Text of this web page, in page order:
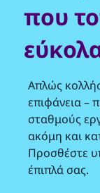
που
Απλώς
επιφάνεια –
σταθμούς
ακόμη και
Προσθέστε
έπιπλά σας.